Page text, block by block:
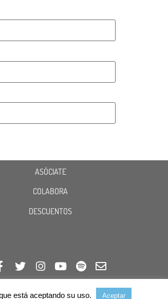
ASÓCIATE
COLABORA
DESCUENTOS
está aceptando su uso. Aceptar